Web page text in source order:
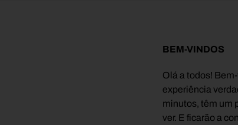
BEM-VINDOS
Olá a todos!
experiência
minutos, têm um
ver. E ficarão a